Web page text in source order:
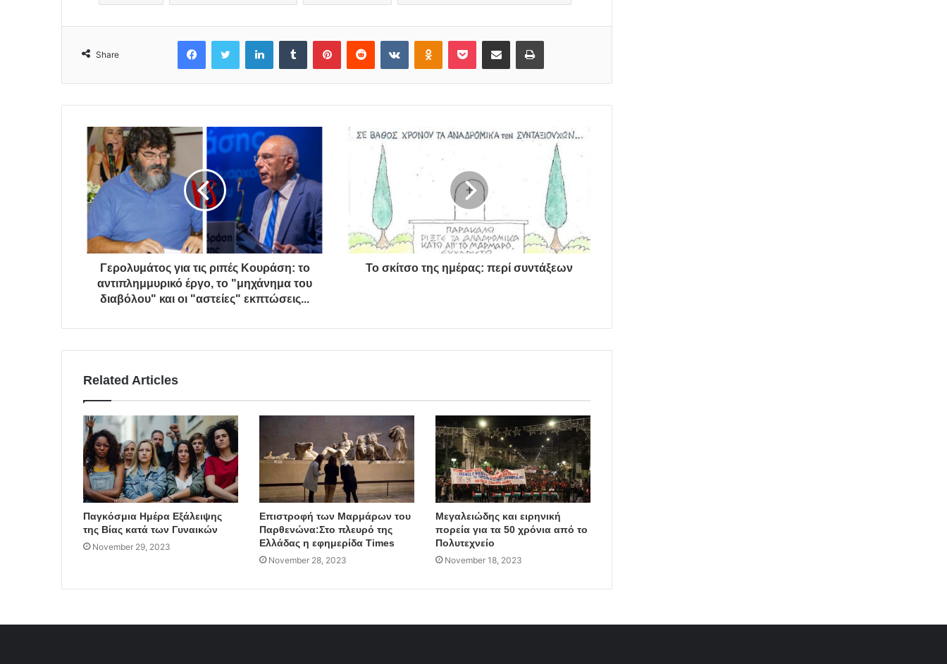
Share
Γερολυμάτος για τις ριπές Κουράση: το
αντιπλημμυρικό έργο, το "μηχάνημα του
διαβόλου" και οι "αστείες" εκπτώσεις...
Το σκίτσο της ημέρας: περί συντάξεων
Related Articles
Παγκόσμια Ημέρα Εξάλειψης
της Βίας κατά των Γυναικών
November 29, 2023
Επιστροφή των Μαρμάρων του
Παρθενώνα:Στο πλευρό της
Ελλάδας η εφημερίδα Times
November 28, 2023
Μεγαλειώδης και ειρηνική
πορεία για τα 50 χρόνια από το
Πολυτεχνείο
November 18, 2023